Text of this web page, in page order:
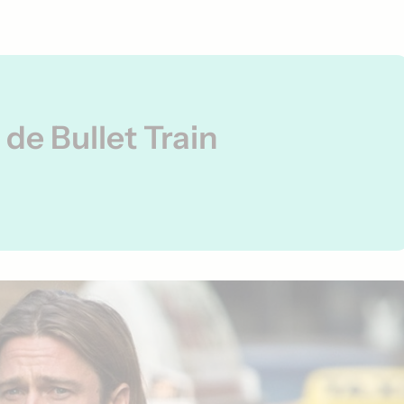
Bullet Train